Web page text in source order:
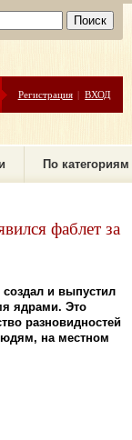
Регистрация | ВХОД
По категориям
фаблет за
и выпустил
ядрами. Это
разновидностей
на местном